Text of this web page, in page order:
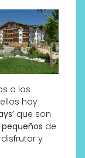
a las
hay
que son
de
y